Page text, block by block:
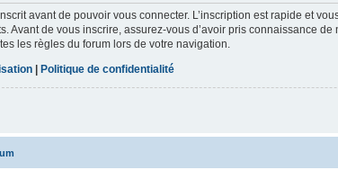
avant de pouvoir vous connecter. L’inscription est rapide et
Avant de vous inscrire, assurez-vous d’avoir pris connaissance
les règles du forum lors de votre navigation.
Politique de confidentialité